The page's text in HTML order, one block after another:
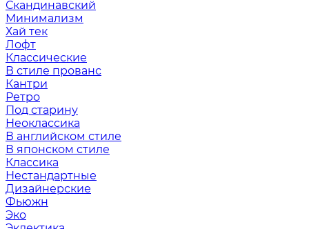
Скандинавский
Минимализм
Хай тек
Лофт
Классические
В стиле прованс
Кантри
Ретро
Под старину
Неоклассика
В английском стиле
В японском стиле
Классика
Нестандартные
Дизайнерские
Фьюжн
Эко